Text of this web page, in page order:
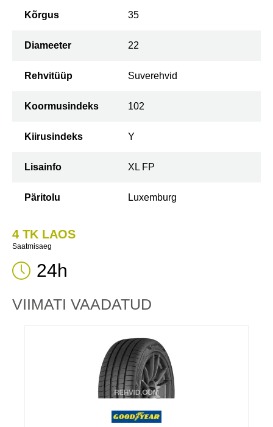
Kõrgus 35
Diameeter 22
Rehvitüüp Suverehvid
Koormusindeks 102
Kiirusindeks Y
Lisainfo XL FP
Päritolu Luxemburg
4 TK LAOS
Saatmisaeg
24h
VIIMATI VAADATUD